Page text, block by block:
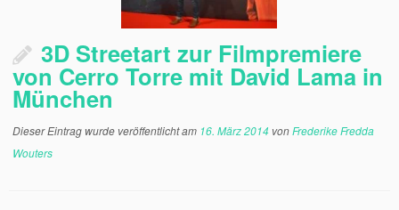
3D Streetart zur Filmpremiere
von Cerro Torre mit David Lama in
München
Dieser Eintrag wurde veröffentlicht am 16. März 2014 vonFrederike Fredda
Wouters